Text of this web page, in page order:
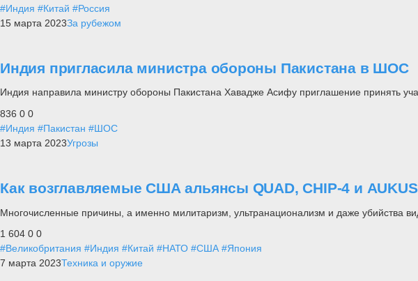
#Индия #Китай #Россия
15 марта 2023За рубежом
Индия пригласила министра обороны Пакистана в ШОС
Индия направила министру обороны Пакистана Хавадже Асифу приглашение принять
836 0 0
#Индия #Пакистан #ШОС
13 марта 2023Угрозы
Как возглавляемые США альянсы QUAD, CHIP-4 и
Многочисленные причины, а именно милитаризм, ультранационализм и даже убийства
1 604 0 0
#Великобритания #Индия #Китай #НАТО #США #Япония
7 марта 2023Техника и оружие